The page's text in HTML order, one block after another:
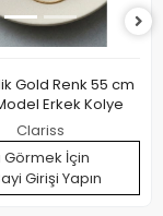
Gold Renk 55 cm
Erkek Kolye
Clariss
Görmek İçin
Girişi Yapın